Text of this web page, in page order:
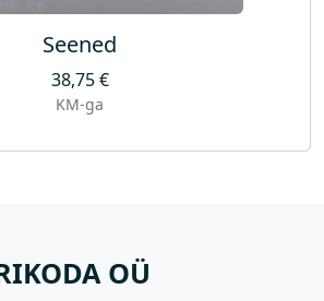
Seened
38,75€
KM-ga
OÜ